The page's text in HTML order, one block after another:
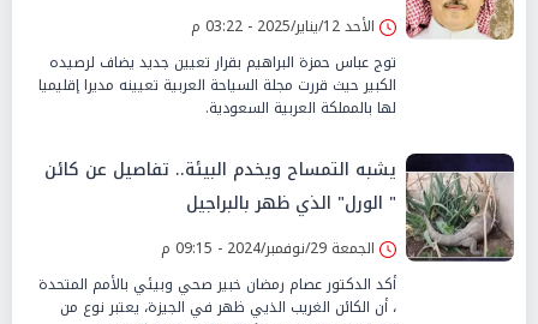
الأحد 12/يناير/2025 - 03:22 م
توج عباس حمزة البراهيم بقرار تعيين جديد يضاف لرصيده
الكبير حيث قررت مجلة السياحة العربية تعيينه مديرا إقليميا
لها بالمملكة العربية السعودية.
يشبه التمساح ويخدم البيئة.. تفاصيل عن كائن
" الورل" الذي ظهر بالبراجيل
الجمعة 29/نوفمبر/2024 - 09:15 م
أكد الدكتور عصام رمضان خبير صحي وبيئي بالأمم المتحدة
، أن الكائن الغريب الذيي ظهر في الجيزة، يعتبر نوع من